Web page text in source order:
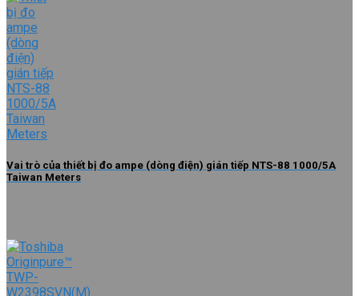
Vai trò của thiết bị đo ampe (dòng điện) gián tiếp NTS-88 1000/5A
Taiwan Meters